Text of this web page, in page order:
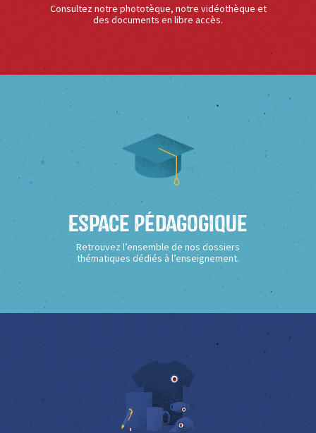
Consultez notre phototèque, notre vidéothèque et
des documents en libre accès.
Espace Pédagogique
Retrouvez l’ensemble de nos dossiers
thématiques dédiés à l’enseignement.